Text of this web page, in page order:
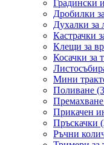
Градински
Дробилки
Духалки за
Кастрачки
Клещи за
Косачки за
Мини
Поливане
Прикачен
Пръскачки
Ръчни